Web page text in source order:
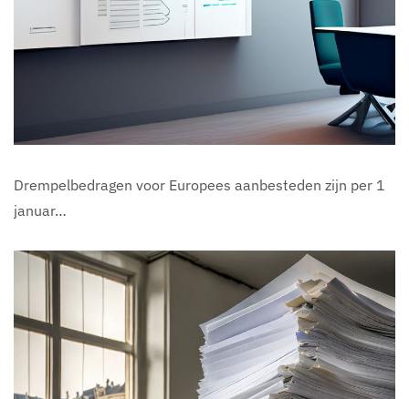
Drempelbedragen voor Europees aanbesteden zijn per 1
januar…